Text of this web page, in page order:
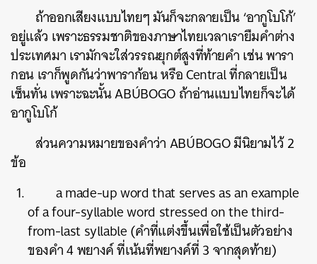
ถ้าออกเสียงแบบไทยๆ มันก็จะกลายเป็น ‘อากูโบโก้’
อยู่แล้ว เพราะธรรมชาติของภาษาไทยเวลาเรายืมคำต่าง
ประเทศมา เรามักจะใส่วรรณยุกต์สูงที่ท้ายคำ เช่น พารา
กอน เราก็พูดกันว่าพาราก้อน หรือ Central ที่กลายเป็น
เซ็นทั่น เพราะฉะนั้น ABÚBOGO ถ้าอ่านแบบไทยก็จะได้
อากูโบโก้
ส่วนความหมายของคำว่า ABÚBOGO มีนิยามไว้ 2
ข้อ
a made-up word that serves as an example
of a four-syllable word stressed on the third-
from-last syllable (คำที่แต่งขึ้นเพื่อใช้เป็นตัวอย่าง
ของคำ 4 พยางค์ ที่เน้นที่พยางค์ที่ 3 จากสุดท้าย)